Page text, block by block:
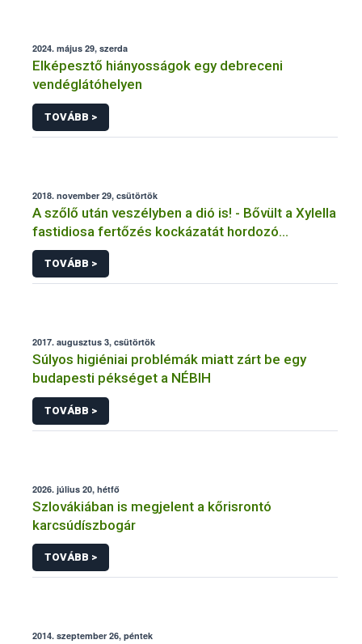
2024. május 29, szerda
Elképesztő hiányosságok egy debreceni
vendéglátóhelyen
TOVÁBB >
2018. november 29, csütörtök
A szőlő után veszélyben a dió is! - Bővült a Xylella
fastidiosa fertőzés kockázatát hordozó
növények listája
TOVÁBB >
2017. augusztus 3, csütörtök
Súlyos higiéniai problémák miatt zárt be egy
budapesti pékséget a NÉBIH
TOVÁBB >
2026. július 20, hétfő
Szlovákiában is megjelent a kőrisrontó
karcsúdíszbogár
TOVÁBB >
2014. szeptember 26, péntek